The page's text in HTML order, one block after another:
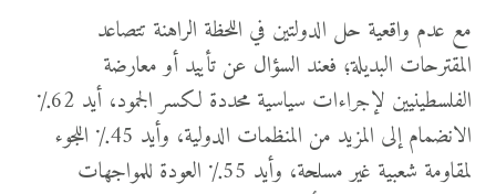
مع عدم واقعية حل الدولتين في اللحظة الراهنة تتصاعد
المقترحات البديلة؛ فعند السؤال عن تأييد أو معارضة
الفلسطينيين لإجراءات سياسية محددة لكسر الجمود، أيد 62٪
الانضمام إلى المزيد من المنظمات الدولية، وأيد 45٪ اللجوء
لمقاومة شعبية غير مسلحة، وأيد 55٪ العودة للمواجهات